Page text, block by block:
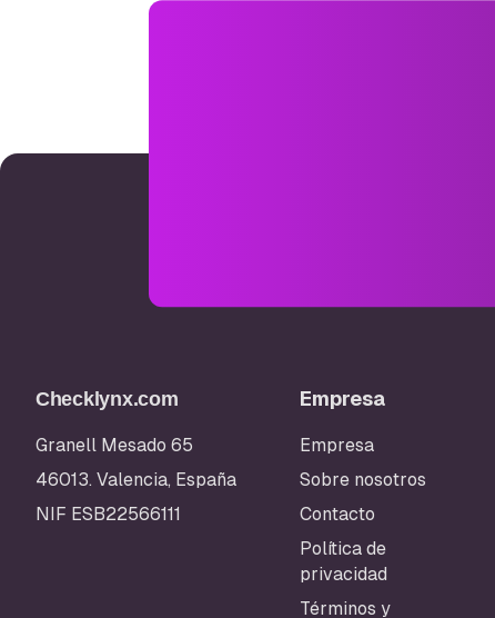
Checklynx.com
Granell Mesado 65
46013. Valencia, España
NIF ESB22566111
Empresa
Empresa
Sobre nosotros
Contacto
Política de
privacidad
Términos y